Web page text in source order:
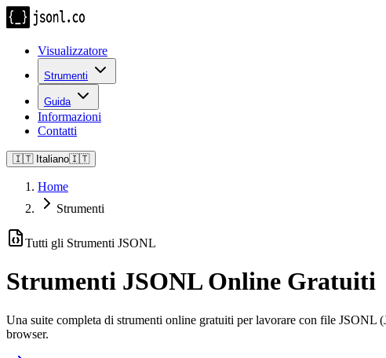
Visualizzatore
Strumenti
Guida
Informazioni
Contatti
🇮🇹 Italiano🇮🇹
Home
Strumenti
Tutti gli Strumenti JSONL
Strumenti JSONL Online Gratuiti
Una suite completa di strumenti online gratuiti per lavorare con file
browser.